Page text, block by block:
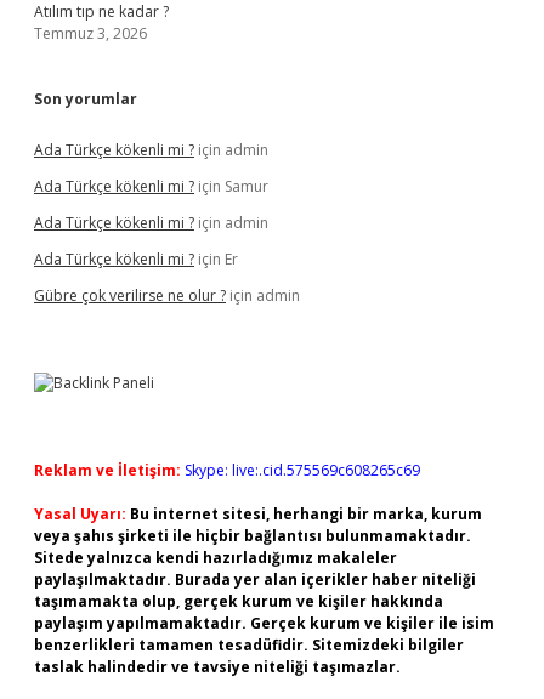
Atılım tıp ne kadar ?
Temmuz 3, 2026
Son yorumlar
Ada Türkçe kökenli mi ? için admin
Ada Türkçe kökenli mi ? için Samur
Ada Türkçe kökenli mi ? için admin
Ada Türkçe kökenli mi ? için Er
Gübre çok verilirse ne olur ? için admin
Reklam ve İletişim: Skype: live:.cid.575569c608265c69
Yasal Uyarı: Bu internet sitesi, herhangi bir marka, kurum
veya şahıs şirketi ile hiçbir bağlantısı bulunmamaktadır.
Sitede yalnızca kendi hazırladığımız makaleler
paylaşılmaktadır. Burada yer alan içerikler haber niteliği
taşımamakta olup, gerçek kurum ve kişiler hakkında
paylaşım yapılmamaktadır. Gerçek kurum ve kişiler ile isim
benzerlikleri tamamen tesadüfidir. Sitemizdeki bilgiler
taslak halindedir ve tavsiye niteliği taşımazlar.